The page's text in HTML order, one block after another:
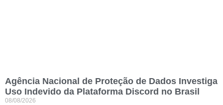
Agência Nacional de Proteção de Dados Investiga
Uso Indevido da Plataforma Discord no Brasil
08/08/2026